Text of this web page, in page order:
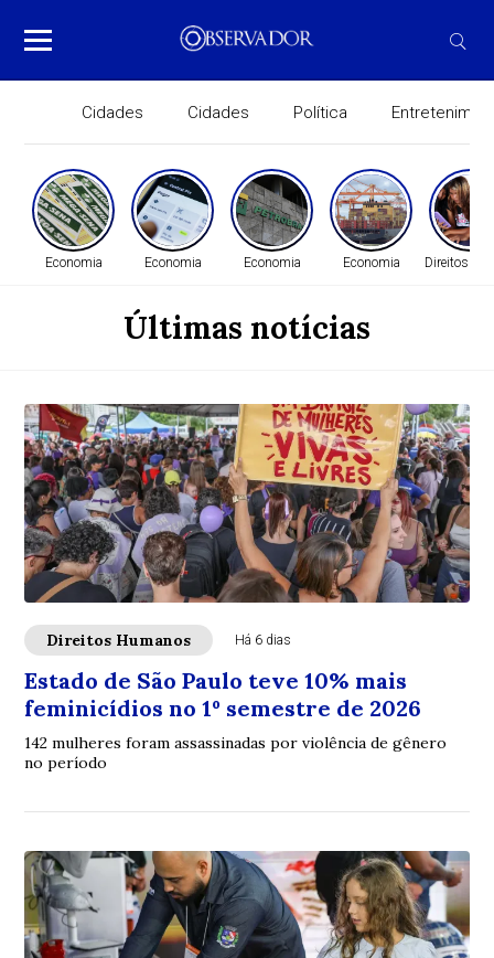
Cidades Cidades Política
Economia Economia Economia Economia Direitos
Últimas notícias
Direitos Humanos Há 6 dias
Estado de São Paulo teve 10% mais
feminicídios no 1º semestre de 2026
142 mulheres foram assassinadas por violência de gênero
no período